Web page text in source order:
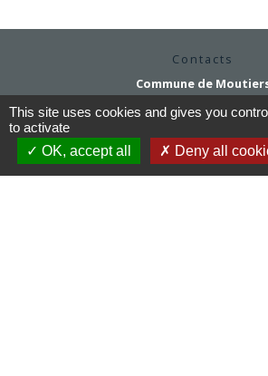
Contacts
Commune de
1Place Saint Martin
35130 Moutiers -
+33 2 99 96 22 88
Contact par
This site uses cookies and gives you
to activate
OK, accept all
Deny all